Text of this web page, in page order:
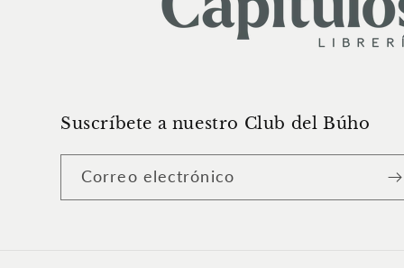
Suscríbete a nuestro Club del Búho
Correo electrónico